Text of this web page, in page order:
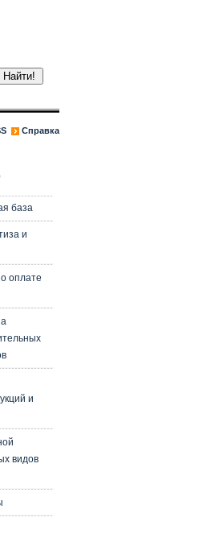
Справка
база
и
оплате
и
видов